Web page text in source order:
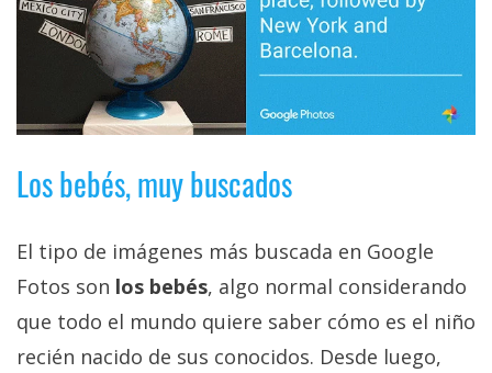
Los bebés, muy buscados
El tipo de imágenes más buscada en Google
Fotos son los bebés, algo normal considerando
que todo el mundo quiere saber cómo es el niño
recién nacido de sus conocidos. Desde luego,